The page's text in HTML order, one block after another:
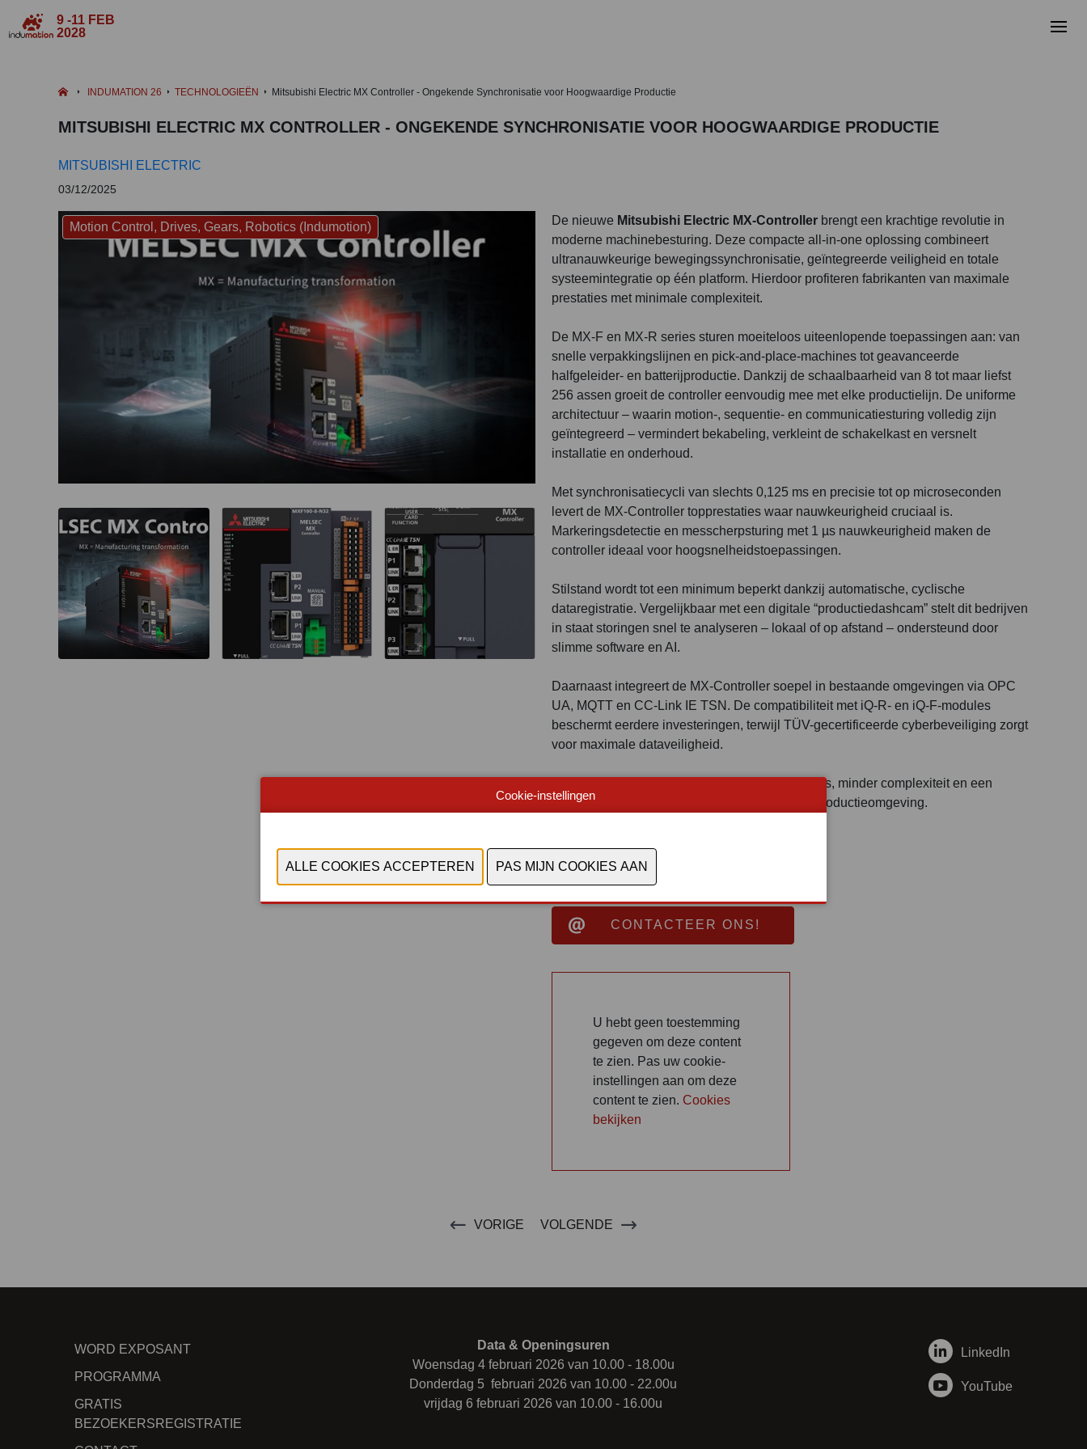
9 -11 FEB
2028
INDUMATION 26 TECHNOLOGIEËN Mitsubishi Electric MX Controller - Ongekende Synchronisatie voor Hoogwaardige Productie
MITSUBISHI ELECTRIC MX CONTROLLER - ONGEKENDE SYNCHRONISATIE VOOR HOOGWAARDIGE PRODUCTIE
Motion Control, Drives, Gears, Robotics (Indumotion)
MITSUBISHI ELECTRIC
03/12/2025
De nieuwe Mitsubishi Electric MX-Controller brengt een krachtige revolutie in
moderne machinebesturing. Deze compacte all-in-one oplossing combineert
ultranauwkeurige bewegingssynchronisatie, geïntegreerde veiligheid en totale
systeemintegratie op één platform. Hierdoor profiteren fabrikanten van maximale
prestaties met minimale complexiteit.
De MX-F en MX-R series sturen moeiteloos uiteenlopende toepassingen aan: van
snelle verpakkingslijnen en pick-and-place-machines tot geavanceerde
halfgeleider- en batterijproductie. Dankzij de schaalbaarheid van 8 tot maar liefst
256 assen groeit de controller eenvoudig mee met elke productielijn. De uniforme
architectuur – waarin motion-, sequentie- en communicatiesturing volledig zijn
geïntegreerd – vermindert bekabeling, verkleint de schakelkast en versnelt
installatie en onderhoud.
Met synchronisatiecycli van slechts 0,125 ms en precisie tot op microseconden
levert de MX-Controller topprestaties waar nauwkeurigheid cruciaal is.
Markeringsdetectie en messcherpsturing met 1 µs nauwkeurigheid maken de
controller ideaal voor hoogsnelheidstoepassingen.
Stilstand wordt tot een minimum beperkt dankzij automatische, cyclische
dataregistratie. Vergelijkbaar met een digitale “productiedashcam” stelt dit bedrijven
in staat storingen snel te analyseren – lokaal of op afstand – ondersteund door
slimme software en AI.
Daarnaast integreert de MX-Controller soepel in bestaande omgevingen via OPC
UA, MQTT en CC-Link IE TSN. De compatibiliteit met iQ-R- en iQ-F-modules
beschermt eerdere investeringen, terwijl TÜV-gecertificeerde cyberbeveiliging zorgt
voor maximale dataveiligheid.
Kortom: de MX-Controller biedt hogere prestaties, minder complexiteit en een
toekomstbestendige basis voor elke moderne productieomgeving.
Bekijk catalogus
CONTACTEER ONS!
U hebt geen toestemming
gegeven om deze content
te zien. Pas uw cookie-
instellingen aan om deze
content te zien. Cookies
bekijken
VORIGE VOLGENDE
WORD EXPOSANT
PROGRAMMA
GRATIS
BEZOEKERSREGISTRATIE
Data & Openingsuren
Woensdag 4 februari 2026 van 10.00 - 18.00u
Donderdag 5 februari 2026 van 10.00 - 22.00u
vrijdag 6 februari 2026 van 10.00 - 16.00u
LinkedIn
YouTube
Cookie-instellingen